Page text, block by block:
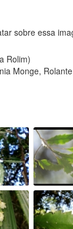
sobre essa
Rolim)
Monge,